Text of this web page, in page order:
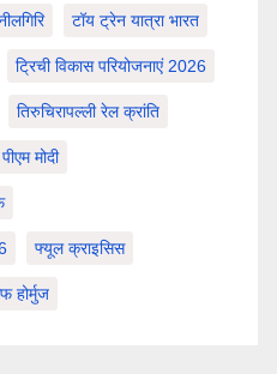
टॉय ट्रेन यात्रा भारत
ट्रिची विकास परियोजनाएं 2026
तिरुचिरापल्ली रेल क्रांति
पीएम मोदी
फ्यूल क्राइसिस
होर्मुज